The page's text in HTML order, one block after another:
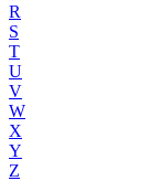
R
S
T
U
V
W
X
Y
Z